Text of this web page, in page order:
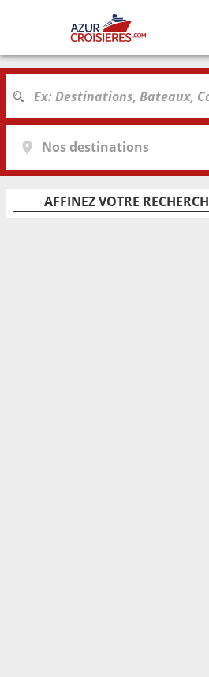
Nos destinations
AFFINEZ VOTRE